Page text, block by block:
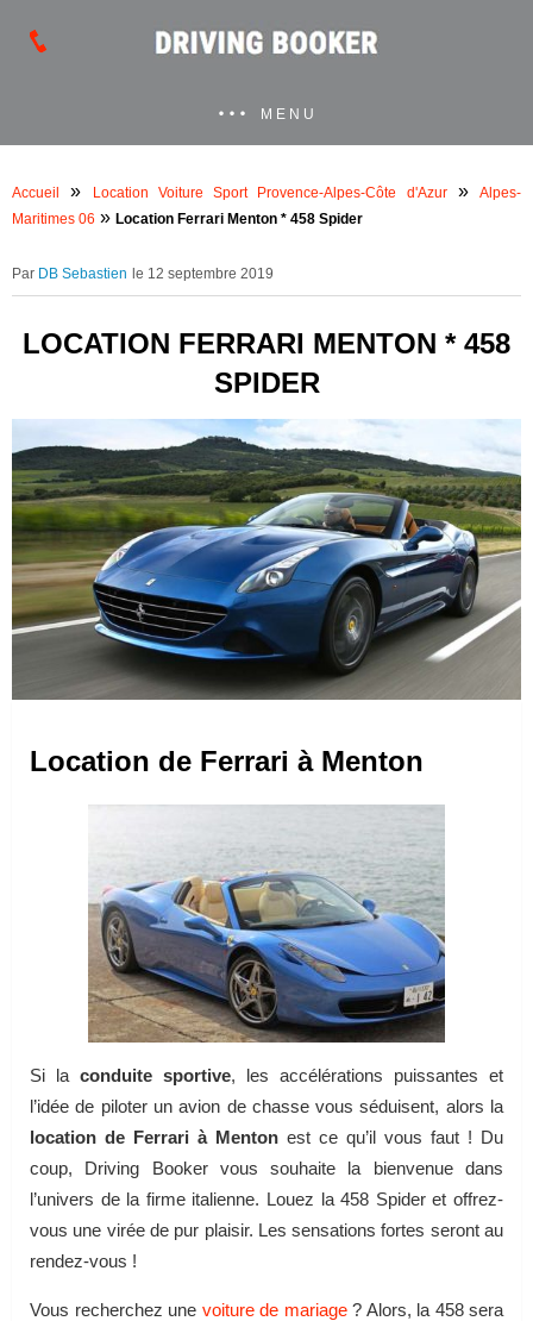
MENU
Accueil » Location Voiture Sport Provence-Alpes-Côte d'Azur»
Alpes-
Maritimes 06 » Location Ferrari Menton * 458 Spider
DB Sebastien le 12 septembre 2019
LOCATION FERRARI MENTON * 458
SPIDER
Location de Ferrari à Menton
Si la conduite sportive, les accélérations puissantes et
l’idée de piloter un avion de chasse vous séduisent, alors la
location de Ferrari à Menton est ce qu’il vous faut ! Du
coup, Driving Booker vous souhaite la bienvenue dans
l’univers de la firme italienne. Louez la 458 Spider et offrez-
vous une virée de pur plaisir. Les sensations fortes seront au
rendez-vous !
Vous recherchez une voiture de mariage? Alors, la 458 sera